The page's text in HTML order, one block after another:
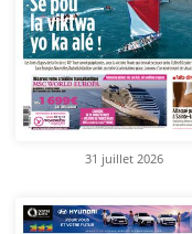
31 juillet 2026